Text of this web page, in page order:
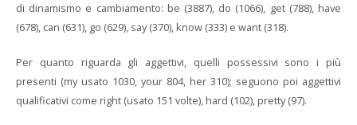
di dinamismo e cambiamento: be (3887), do (1066), get (788), have
(678), can (631), go (629), say (370), know (333) e want (318).
Per quanto riguarda gli aggettivi, quelli possessivi sono i più
presenti (my usato 1030, your 804, her 310); seguono poi aggettivi
qualificativi come right (usato 151 volte), hard (102), pretty (97).